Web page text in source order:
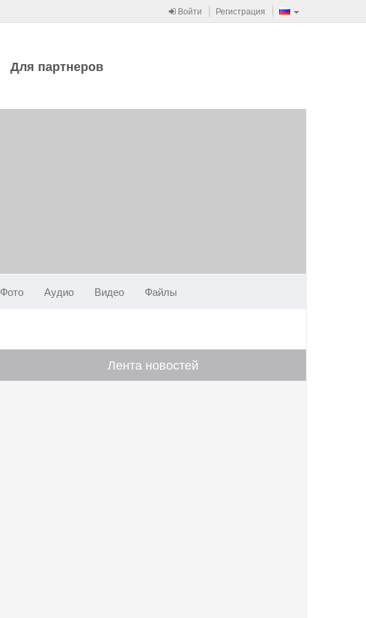
Войти Регистрация
Для партнеров
Фото Аудио Видео Файлы
Лента новостей